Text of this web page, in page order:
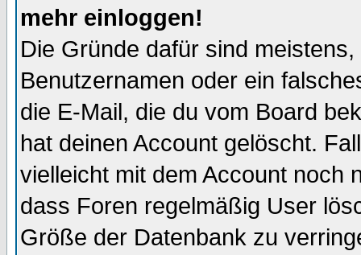
mehr einloggen!
Die Gründe dafür sind
Benutzernamen oder ein
die E-Mail, die du vom Board
hat deinen Account gelöscht.
vielleicht mit dem Account noch
dass Foren regelmäßig User
Größe der Datenbank zu